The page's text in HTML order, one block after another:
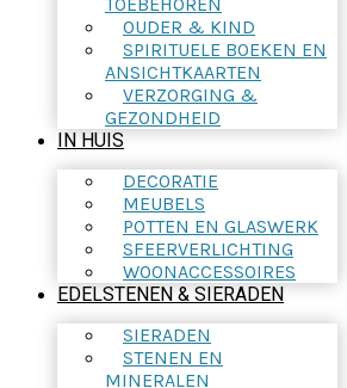
OUDER & KIND
SPIRITUELE BOEKEN EN
ANSICHTKAARTEN
VERZORGING &
GEZONDHEID
IN HUIS
DECORATIE
MEUBELS
POTTEN EN GLASWERK
SFEERVERLICHTING
WOONACCESSOIRES
EDELSTENEN & SIERADEN
SIERADEN
STENEN EN
MINERALEN